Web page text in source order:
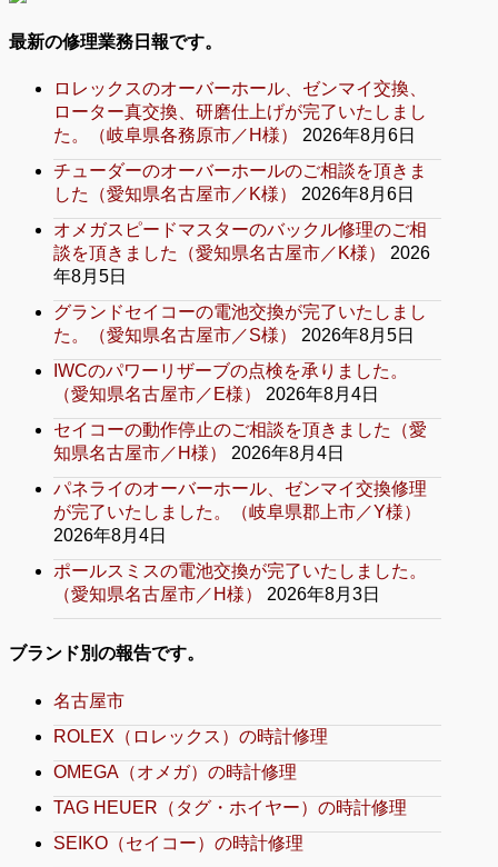
最新の修理業務日報です。
ロレックスのオーバーホール、ゼンマイ交換、
ローター真交換、研磨仕上げが完了いたしまし
た。（岐阜県各務原市／H様）
2026年8月6日
チューダーのオーバーホールのご相談を頂きま
した（愛知県名古屋市／K様）
2026年8月6日
オメガスピードマスターのバックル修理のご相
談を頂きました（愛知県名古屋市／K様）
2026
年8月5日
グランドセイコーの電池交換が完了いたしまし
た。（愛知県名古屋市／S様）
2026年8月5日
IWCのパワーリザーブの点検を承りました。
（愛知県名古屋市／E様）
2026年8月4日
セイコーの動作停止のご相談を頂きました（愛
知県名古屋市／H様）
2026年8月4日
パネライのオーバーホール、ゼンマイ交換修理
が完了いたしました。（岐阜県郡上市／Y様）
2026年8月4日
ポールスミスの電池交換が完了いたしました。
（愛知県名古屋市／H様）
2026年8月3日
ブランド別の報告です。
名古屋市
ROLEX（ロレックス）の時計修理
OMEGA（オメガ）の時計修理
TAG HEUER（タグ・ホイヤー）の時計修理
SEIKO（セイコー）の時計修理